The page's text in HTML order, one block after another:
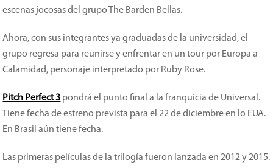
escenas jocosas del grupo The Barden Bellas.
Ahora, con sus integrantes ya graduadas de la universidad, el
grupo regresa para reunirse y enfrentar en un tour por Europa a
Calamidad, personaje interpretado por Ruby Rose.
Pitch Perfect 3 pondrá el punto final a la franquicia de Universal.
Tiene fecha de estreno prevista para el 22 de diciembre en lo EUA.
En Brasil aún tiene fecha.
Las primeras películas de la trilogía fueron lanzada en 2012 y 2015.